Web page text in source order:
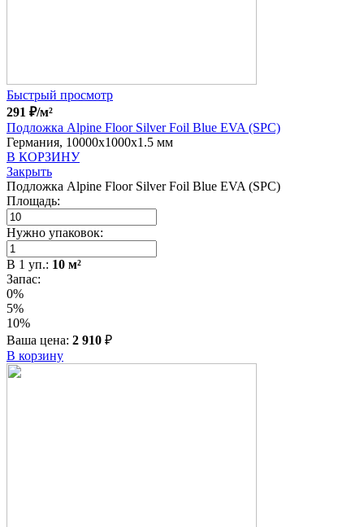
Быстрый просмотр
291 ₽/м²
Подложка Alpine Floor Silver Foil Blue EVA (SPC)
Германия, 10000x1000x1.5 мм
В КОРЗИНУ
Закрыть
Подложка Alpine Floor Silver Foil Blue EVA (SPC)
Площадь:
Нужно упаковок:
В 1 уп.: 10 м²
Запас:
0%
5%
10%
Ваша цена: 2 910 ₽
В корзину